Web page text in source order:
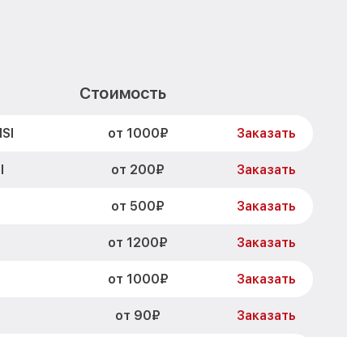
Стоимость
от 1000₽ Заказать
от 200₽ Заказать
от 500₽ Заказать
от 1200₽ Заказать
от 1000₽ Заказать
от 90₽ Заказать